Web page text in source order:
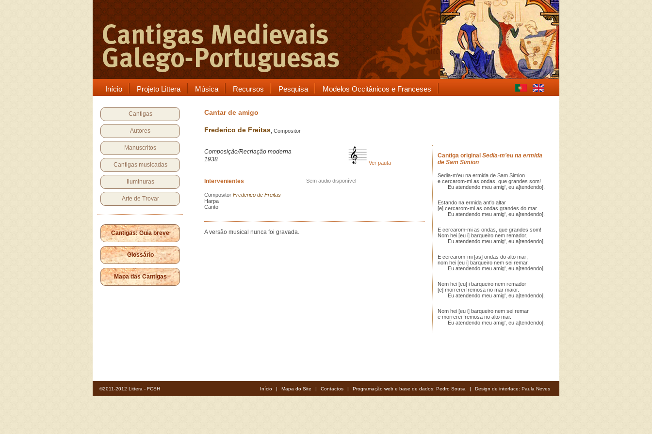
Início Projeto Littera Música Recursos Pesquisa Modelos Occitânicos e Franceses
Cantigas
Autores
Manuscritos
Cantigas musicadas
Iluminuras
Arte de Trovar
Cantigas: Guia breve
Glossário
Mapa das Cantigas
Cantar de amigo
Frederico de Freitas , Compositor
Composição/Recriação moderna
1938
Ver pauta
Intervenientes
Compositor Frederico de Freitas
Harpa
Canto
Sem audio disponível
A versão musical nunca foi gravada.
Cantiga original Sedia-m'eu na ermida
de Sam Simion
Sedia-m'eu na ermida de Sam Simion
e cercarom-mi as ondas, que grandes som!
Eu atendendo meu amig', eu a[tendendo].
Estando na ermida ant'o altar
[e] cercarom-mi as ondas grandes do mar.
Eu atendendo meu amig', eu a[tendendo].
E cercarom-mi as ondas, que grandes som!
Nom hei [eu i] barqueiro nem remador.
Eu atendendo meu amig', eu a[tendendo].
E cercarom-mi [as] ondas do alto mar;
nom hei [eu i] barqueiro nem sei remar.
Eu atendendo meu amig', eu a[tendendo].
Nom hei [eu] i barqueiro nem remador
[e] morrerei fremosa no mar maior.
Eu atendendo meu amig', eu a[tendendo].
Nom hei [eu i] barqueiro nem sei remar
e morrerei fremosa no alto mar.
Eu atendendo meu amig', eu a[tendendo].
©2011-2012 Littera - FCSH Início | Mapa do Site | Contactos | Programação web e base de dados: Pedro Sousa | Design de interface: Paula Neves